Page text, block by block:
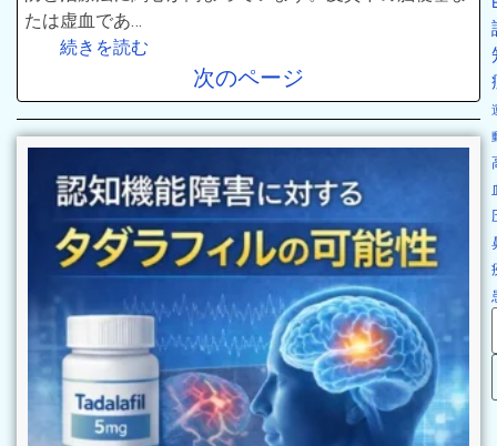
たは虚血であ…
続きを読む
次のページ